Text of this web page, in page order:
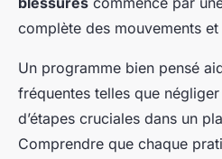
complète des mouvements
Un programme bien pensé
fréquentes telles que
d’étapes cruciales dans un
Comprendre que chaque